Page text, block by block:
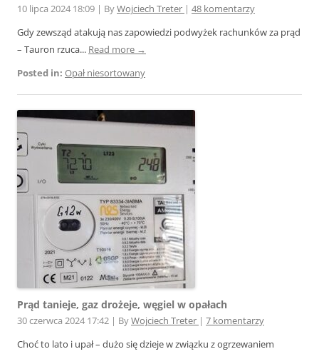
10 lipca 2024 18:09 | ByWojciech Treter | 48 komentarzy
Gdy zewsząd atakują nas zapowiedzi podwyżek rachunków za prąd
– Tauron rzuca... Read more →
Posted in: Opał niesortowany
Prąd tanieje, gaz drożeje, węgiel w opałach
30 czerwca 2024 17:42 | ByWojciech Treter | 7 komentarzy
Choć to lato i upał – dużo się dzieje w związku z ogrzewaniem